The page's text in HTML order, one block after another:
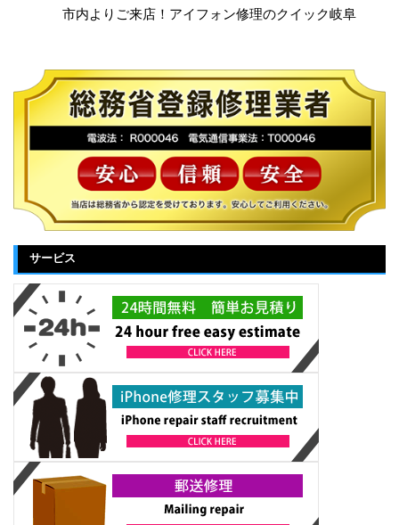
市内よりご来店！アイフォン修理のクイック岐阜
サービス